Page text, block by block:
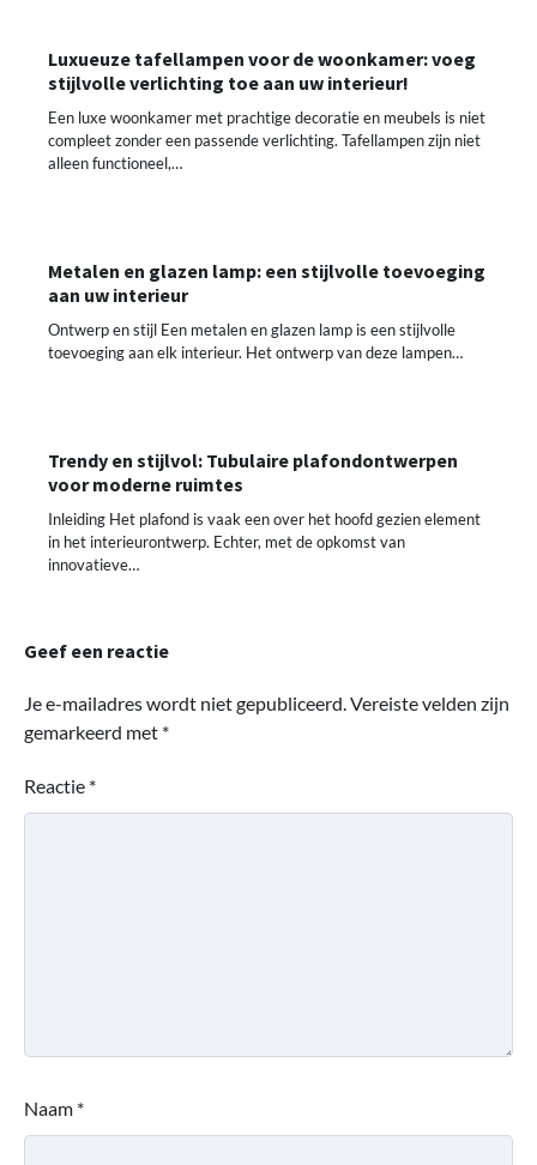
Luxueuze tafellampen voor de woonkamer: voeg
stijlvolle verlichting toe aan uw interieur!
Een luxe woonkamer met prachtige decoratie en meubels is niet
compleet zonder een passende verlichting. Tafellampen zijn niet
alleen functioneel,…
Metalen en glazen lamp: een stijlvolle toevoeging
aan uw interieur
Ontwerp en stijl Een metalen en glazen lamp is een stijlvolle
toevoeging aan elk interieur. Het ontwerp van deze lampen…
Trendy en stijlvol: Tubulaire plafondontwerpen
voor moderne ruimtes
Inleiding Het plafond is vaak een over het hoofd gezien element
in het interieurontwerp. Echter, met de opkomst van
innovatieve…
Geef een reactie
Je e-mailadres wordt niet gepubliceerd.Vereiste velden zijn
gemarkeerd met *
Reactie *
Naam *